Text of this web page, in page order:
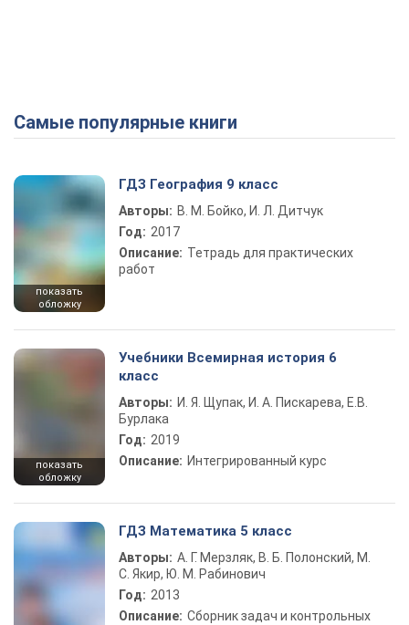
Самые популярные книги
показать
обложку
ГДЗ География 9 класс
Авторы: В. М. Бойко, И. Л. Дитчук
Год: 2017
Описание: Тетрадь для практических
работ
показать
обложку
Учебники Всемирная история 6
класс
Авторы: И. Я. Щупак, И. А. Пискарева, Е.В.
Бурлака
Год: 2019
Описание: Интегрированный курс
ГДЗ Математика 5 класс
Авторы: А. Г. Мерзляк, В. Б. Полонский, М.
С. Якир, Ю. М. Рабинович
Год: 2013
Описание: Сборник задач и контрольных